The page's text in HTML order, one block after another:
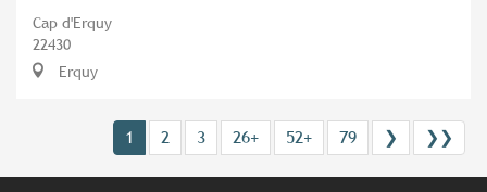
Cap d'Erquy
22430
Erquy
1 2 3 26+ 52+ 79 ❯ ❯❯